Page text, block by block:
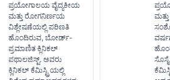
ಪ್ರಯೋಗಾಲಯ ವೈದ್ಯಕೀಯ
ಮತ್ತು ರೋಗನಿರ್ಣಯ
ವಿಶ್ಲೇಷಣೆಯಲ್ಲಿ ಪರಿಣತಿ
ಹೊಂದಿರುವ, ಬೋರ್ಡ್-
ಪ್ರಮಾಣಿತ ಕ್ಲಿನಿಕಲ್
ಪಥಾಲಜಿಸ್ಟ್. ಅವರು
ಕ್ಲಿನಿಕಲ್ ಕೆಮಿಸ್ಟ್ರಿಯಲ್ಲಿ